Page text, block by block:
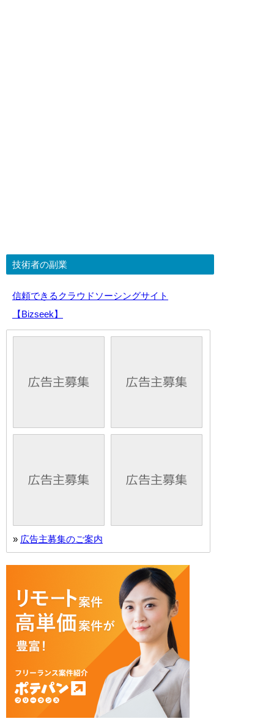
技術者の副業
信頼できるクラウドソーシングサイト
【Bizseek】
» 広告主募集のご案内